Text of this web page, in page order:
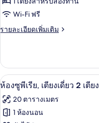
ซู
พี
บเบิล,
เตียง
ใหญ่
1
เตียง
Wi-Fi ฟรี
รายละเอียดเพิ่มเติม
ราย
เกี่ยว
กับ
ห้อง
พี
เรียดั
บเบิล,
เปิด
ภาพถ่าย
ทั้งหมด
12
ห้องซูพีเรีย, เตียงเดี่ยว 2 เตียง
20 ตารางเมตร
1 ห้องนอน